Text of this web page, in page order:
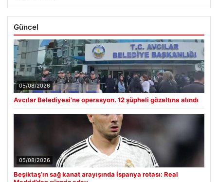
Güncel
05/08/2026
Avcılar Belediyesi’ne operasyon. 12 şüpheli gözaltına alındı
05/08/2026
Beşiktaş’ın sağ kanat arayışında İspanya rotası: Real